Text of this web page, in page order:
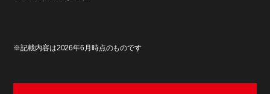
※記載内容は2026年6月時点のものです